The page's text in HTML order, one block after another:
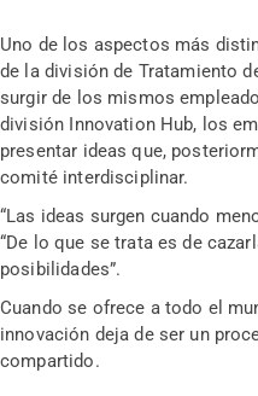
Uno de los aspectos más
de la división de Tratamiento
surgir de los mismos
división Innovation Hub, los
presentar ideas que,
comité interdisciplinar.
“Las ideas surgen cuando
“De lo que se trata es de
posibilidades”.
Cuando se ofrece a todo el
innovación deja de ser un
compartido.